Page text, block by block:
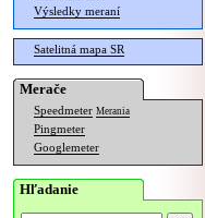
Výsledky meraní
Satelitná mapa SR
Merače
Speedmeter Merania
Pingmeter
Googlemeter
Hľadanie